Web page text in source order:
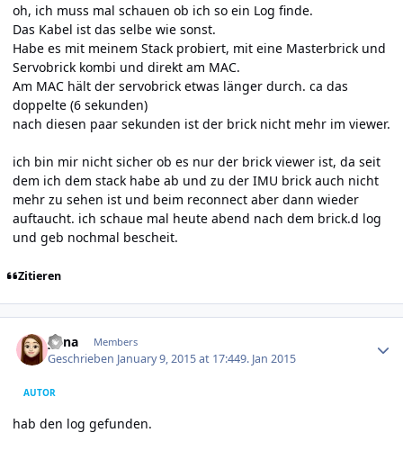
oh, ich muss mal schauen ob ich so ein Log finde.
Das Kabel ist das selbe wie sonst.
Habe es mit meinem Stack probiert, mit eine Masterbrick und
Servobrick kombi und direkt am MAC.
Am MAC hält der servobrick etwas länger durch. ca das
doppelte (6 sekunden)
nach diesen paar sekunden ist der brick nicht mehr im viewer.
ich bin mir nicht sicher ob es nur der brick viewer ist, da seit
dem ich dem stack habe ab und zu der IMU brick auch nicht
mehr zu sehen ist und beim reconnect aber dann wieder
auftaucht. ich schaue mal heute abend nach dem brick.d log
und geb nochmal bescheit.
Zitieren
yuna Members
Geschrieben January 9, 2015 at 17:449. Jan 2015
AUTOR
hab den log gefunden.